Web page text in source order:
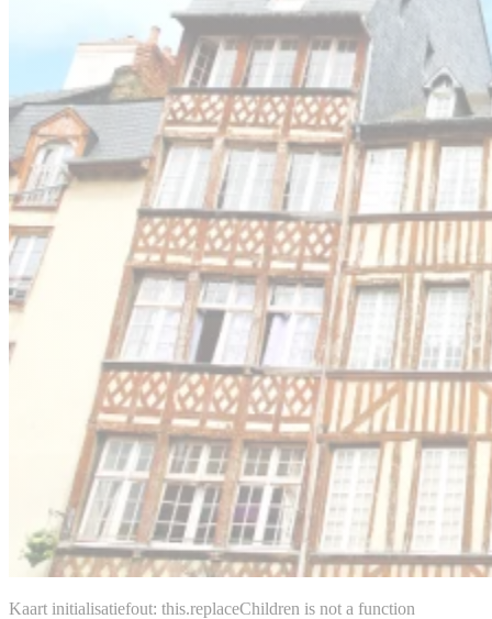
Kaart initialisatiefout: this.replaceChildren is not a function